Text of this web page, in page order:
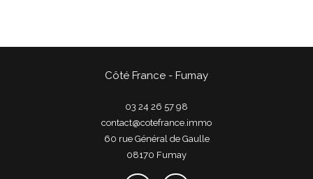
Côté France - Fumay
03 24 26 57 98
contact@cotefrance.immo
60 rue Général de Gaulle
08170
fumay